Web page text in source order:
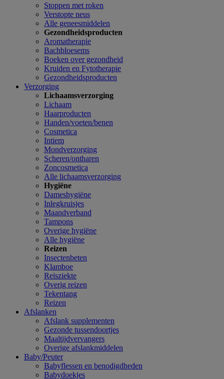
Stoppen met roken
Verstopte neus
Alle geneesmiddelen
Gezondheidsproducten
Aromatherapie
Bachbloesems
Boeken over gezondheid
Kruiden en Fytotherapie
Gezondheidsproducten
Verzorging
Lichaamsverzorging
Lichaam
Haarproducten
Handen/voeten/benen
Cosmetica
Intiem
Mondverzorging
Scheren/ontharen
Zoncosmetica
Alle lichaamsverzorging
Hygiëne
Dameshygiëne
Inlegkruisjes
Maandverband
Tampons
Overige hygiëne
Alle hygiëne
Reizen
Insectenbeten
Klamboe
Reisziekte
Overig reizen
Tekentang
Reizen
Afslanken
Afslank supplementen
Gezonde tussendoortjes
Maaltijdvervangers
Overige afslankmiddelen
Baby/Peuter
Babyflessen en benodigdheden
Babydoekjes